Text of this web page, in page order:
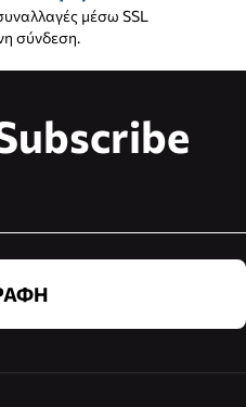
μέσω SSL
σύνδεση.